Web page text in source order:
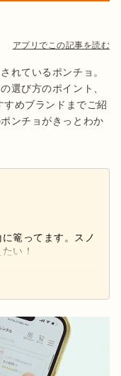
アプリでこの記事を読む
れているポンチョ。
選び方のポイント、
めブランドまでご紹
ンチョがきっとわか
篭ってます。スノ
い！